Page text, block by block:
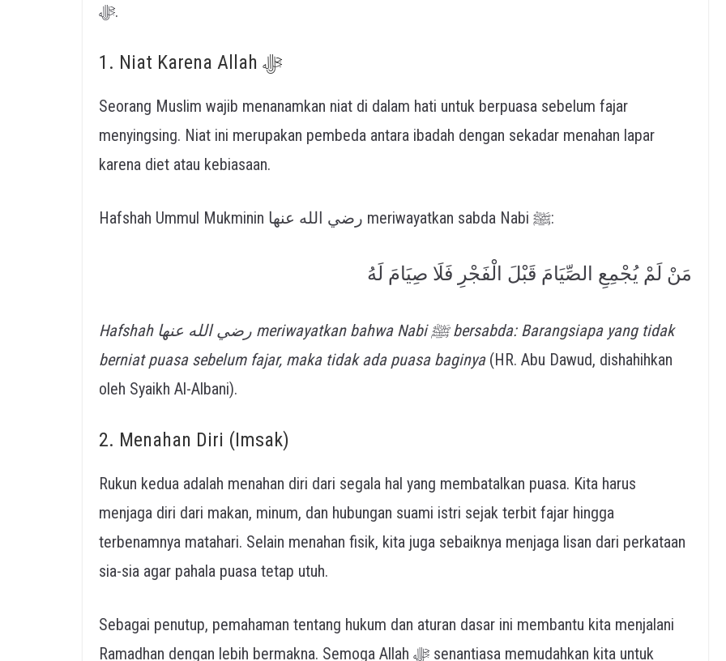
ﷻ.
1. Niat Karena Allah ﷻ
Seorang Muslim wajib menanamkan niat di dalam hati untuk berpuasa sebelum fajar
menyingsing. Niat ini merupakan pembeda antara ibadah dengan sekadar menahan lapar
karena diet atau kebiasaan.
Hafshah Ummul Mukminin رضي الله عنها meriwayatkan sabda Nabi ﷺ:
مَنْ لَمْ يُجْمِعِ الصِّيَامَ قَبْلَ الْفَجْرِ فَلَا صِيَامَ لَهُ
Hafshah رضي الله عنها meriwayatkan bahwa Nabi ﷺ bersabda: Barangsiapa yang tidak
berniat puasa sebelum fajar, maka tidak ada puasa baginya(HR. Abu Dawud, dishahihkan
oleh Syaikh Al-Albani).
2. Menahan Diri (Imsak)
Rukun kedua adalah menahan diri dari segala hal yang membatalkan puasa. Kita harus
menjaga diri dari makan, minum, dan hubungan suami istri sejak terbit fajar hingga
terbenamnya matahari. Selain menahan fisik, kita juga sebaiknya menjaga lisan dari perkataan
sia-sia agar pahala puasa tetap utuh.
Sebagai penutup, pemahaman tentang hukum dan aturan dasar ini membantu kita menjalani
Ramadhan dengan lebih bermakna. Semoga Allah ﷻ senantiasa memudahkan kita untuk